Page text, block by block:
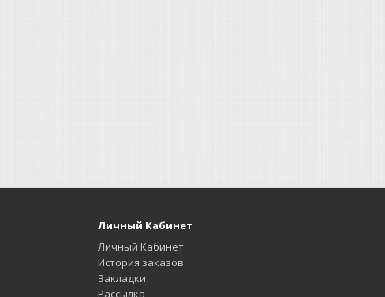
Личный Кабинет
Личный Кабинет
История заказов
Закладки
Рассылка